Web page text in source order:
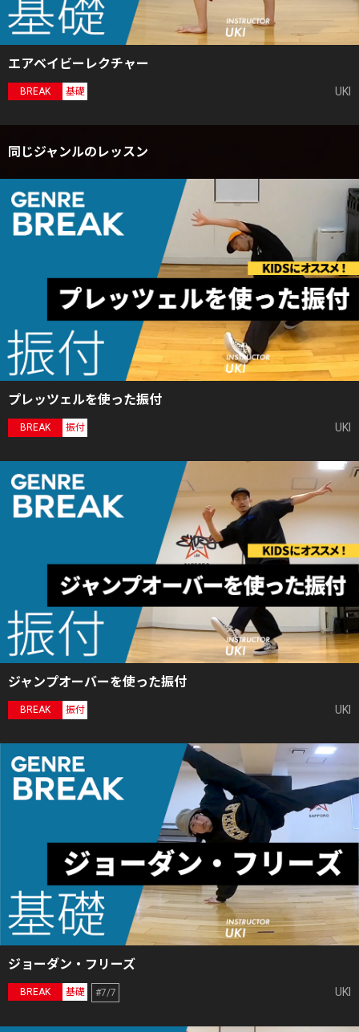
エアベイビーレクチャー
BREAK 基礎 UKI
同じジャンルのレッスン
プレッツェルを使った振付
BREAK 振付 UKI
ジャンプオーバーを使った振付
BREAK 振付 UKI
ジョーダン・フリーズ
BREAK 基礎 #7/7 UKI